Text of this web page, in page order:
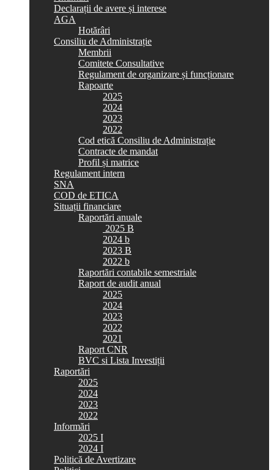
Declarații de avere și interese
AGA
Hotărâri
Consiliu de Administrație
Membrii
Comitete Consultative
Regulament de organizare și funcționare
Rapoarte
2025
2024
2023
2022
Cod etică Consiliu de Administrație
Contracte de mandat
Profil și matrice
Regulament intern
SNA
COD de ETICA
Situații financiare
Raportări anuale
2025 B
2024 b
2023 B
2022 b
Raportări contabile semestriale
Raport de audit anual
2025
2024
2023
2022
2021
Raport CNR
BVC si Lista Investiții
Raportări
2025
2024
2023
2022
Informări
2025 I
2024 I
Politică de Avertizare